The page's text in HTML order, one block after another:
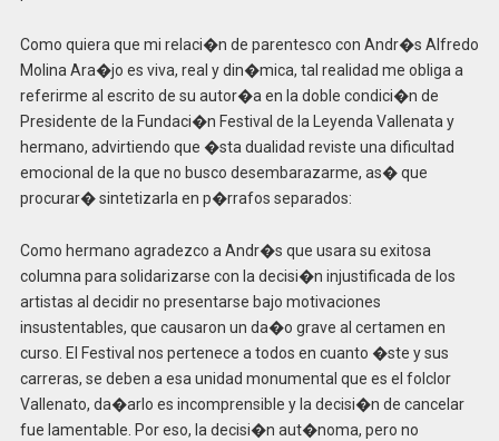
Como quiera que mi relaci�n de parentesco con Andr�s Alfredo
Molina Ara�jo es viva, real y din�mica, tal realidad me obliga a
referirme al escrito de su autor�a en la doble condici�n de
Presidente de la Fundaci�n Festival de la Leyenda Vallenata y
hermano, advirtiendo que �sta dualidad reviste una dificultad
emocional de la que no busco desembarazarme, as� que
procurar� sintetizarla en p�rrafos separados:
Como hermano agradezco a Andr�s que usara su exitosa
columna para solidarizarse con la decisi�n injustificada de los
artistas al decidir no presentarse bajo motivaciones
insustentables, que causaron un da�o grave al certamen en
curso. El Festival nos pertenece a todos en cuanto �ste y sus
carreras, se deben a esa unidad monumental que es el folclor
Vallenato, da�arlo es incomprensible y la decisi�n de cancelar
fue lamentable. Por eso, la decisi�n aut�noma, pero no